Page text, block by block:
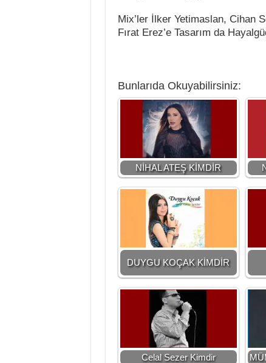
Mix’ler İlker Yetimaslan, Cihan
Fırat Erez’e Tasarım da
Bunlarıda Okuyabilirsiniz:
NİHAL ATEŞ KİMDİR
DUYGU KOÇAK KİMDİR
Celal Sezer Kimdir